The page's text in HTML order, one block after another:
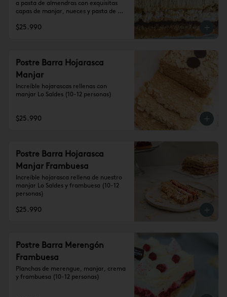
a pasta de almendras con exquisitas
capas de manjar, nueces y pasta de
(10-12 personas)
$25.990
Postre Barra Hojarasca
Manjar
Increíble hojarascas rellenas con
manjar Lo Saldes (10-12 personas)
$25.990
Postre Barra Hojarasca
Manjar Frambuesa
Increíble hojarasca rellena de nuestro
manjar Lo Saldes y frambuesa (10-12
personas)
$25.990
Postre Barra Merengón
Frambuesa
Planchas de merengue, manjar, crema
y frambuesa (10-12 personas)